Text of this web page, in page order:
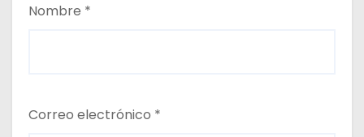
Nombre *
Correo electrónico *